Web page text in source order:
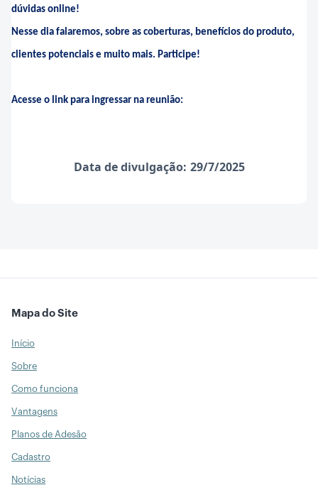
dúvidas online!
Nesse dia falaremos, sobre as coberturas, benefícios do produto,
clientes potenciais e muito mais. Participe!
Acesse o link para ingressar na reunião:
Data de divulgação: 29/7/2025
Mapa do Site
Início
Sobre
Como funciona
Vantagens
Planos de Adesão
Cadastro
Notícias